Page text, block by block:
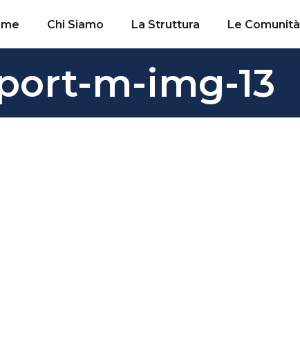
Chi Siamo La Struttura Le Comunità
m-img-13